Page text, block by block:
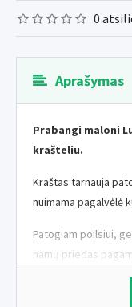
0
Aprašymas
Prabangi maloni
krašteliu.
Kraštas tarnauja
nuimama pagalvėlė
Patogiam poilsiui,
namų priedas
medžiagos. Su